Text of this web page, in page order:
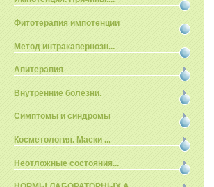
Фитотерапия импотенции
Метод интракавернозн...
Апитерапия
Внутренние болезни.
Симптомы и синдромы
Косметология. Маски ...
Неотложные состояния...